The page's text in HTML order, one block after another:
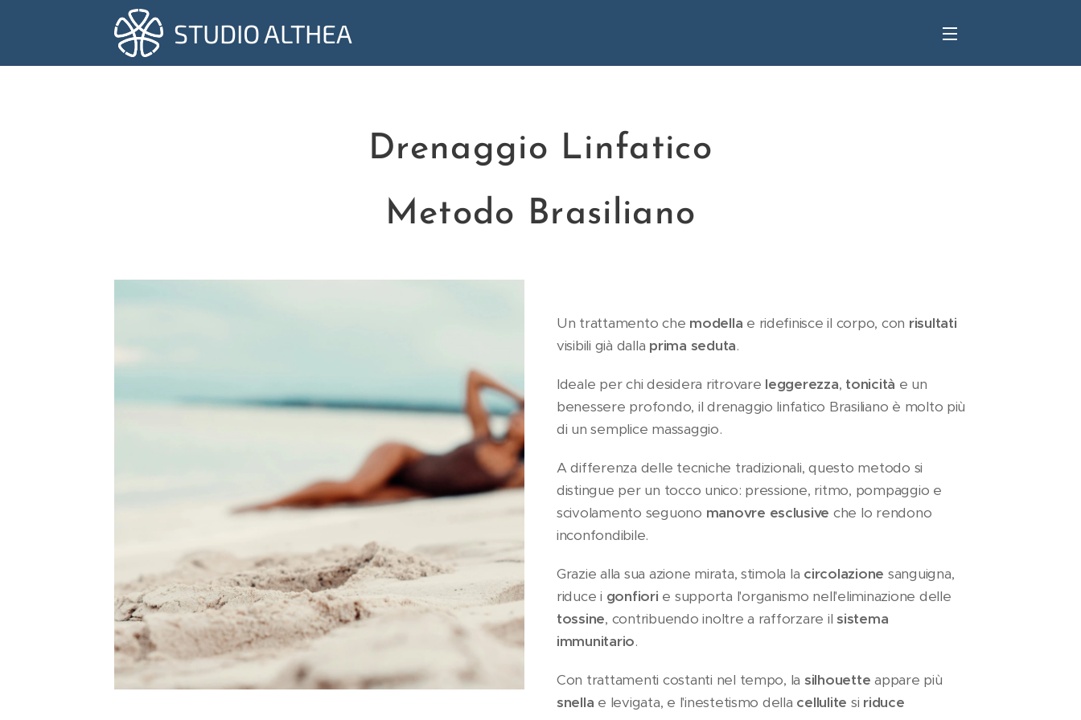
STUDIO ALTHEA
Drenaggio Linfatico
Metodo Brasiliano
Un trattamento che modella e ridefinisce il corpo, con risultati
visibili già dalla prima seduta.
Ideale per chi desidera ritrovare leggerezza, tonicità e un
benessere profondo, il drenaggio linfatico Brasiliano è molto più
di un semplice massaggio.
A differenza delle tecniche tradizionali, questo metodo si
distingue per un tocco unico: pressione, ritmo, pompaggio e
scivolamento seguono manovre esclusive che lo rendono
inconfondibile.
Grazie alla sua azione mirata, stimola la circolazione sanguigna,
riduce i gonfiori e supporta l'organismo nell'eliminazione delle
tossine, contribuendo inoltre a rafforzare ilsistema
immunitario.
Con trattamenti costanti nel tempo, la silhouetteappare più
snella e levigata, e l'inestetismo della cellulite si riduce